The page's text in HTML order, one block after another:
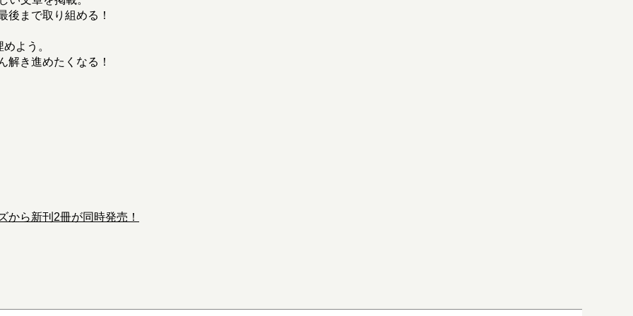
後まで取り組める！
よう。
解き進めたくなる！
ら新刊2冊が同時発売！